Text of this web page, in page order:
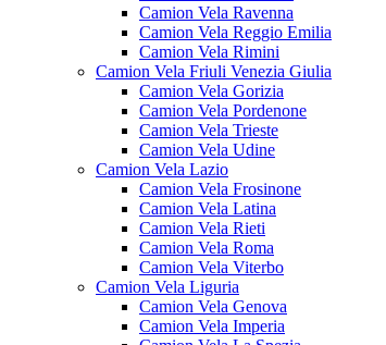
Camion Vela Ravenna
Camion Vela Reggio Emilia
Camion Vela Rimini
Camion Vela Friuli Venezia Giulia
Camion Vela Gorizia
Camion Vela Pordenone
Camion Vela Trieste
Camion Vela Udine
Camion Vela Lazio
Camion Vela Frosinone
Camion Vela Latina
Camion Vela Rieti
Camion Vela Roma
Camion Vela Viterbo
Camion Vela Liguria
Camion Vela Genova
Camion Vela Imperia